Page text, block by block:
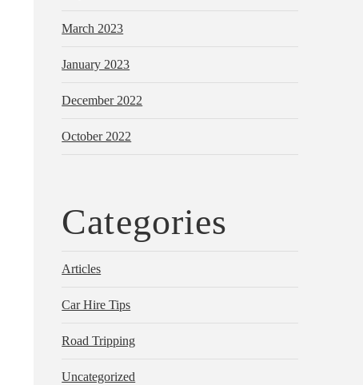
March 2023
January 2023
December 2022
October 2022
Categories
Articles
Car Hire Tips
Road Tripping
Uncategorized